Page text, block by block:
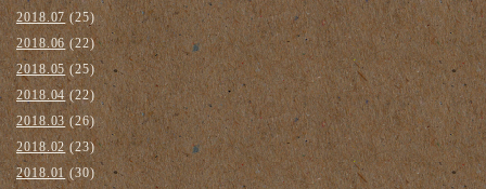
2018.07(25)
2018.06 (22)
2018.05(25)
2018.04(22)
2018.03(26)
2018.02 (23)
2018.01(30)